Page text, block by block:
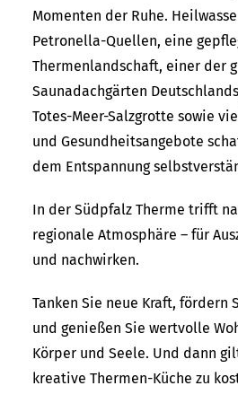
Momenten der Ruhe.
Petronella-Quellen, eine
Thermenlandschaft, einer der
Saunadachgärten
Totes-Meer-Salzgrotte sowie
und Gesundheitsangebote
dem Entspannung
In der Südpfalz Therme trifft
regionale Atmosphäre – für
und nachwirken.
Tanken Sie neue Kraft, fördern
und genießen Sie wertvolle
Körper und Seele. Und dann
kreative Thermen-Küche zu